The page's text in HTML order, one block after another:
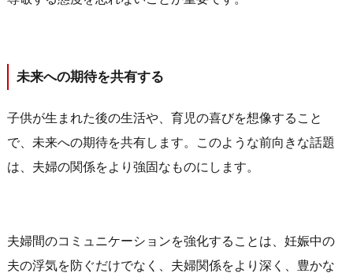
未来への期待を共有する
子供が生まれた後の生活や、育児の喜びを想像すること
で、未来への期待を共有します。このような前向きな話題
は、夫婦の関係をより強固なものにします。
夫婦間のコミュニケーションを強化することは、妊娠中の
夫の浮気を防ぐだけでなく、夫婦関係をより深く、豊かな